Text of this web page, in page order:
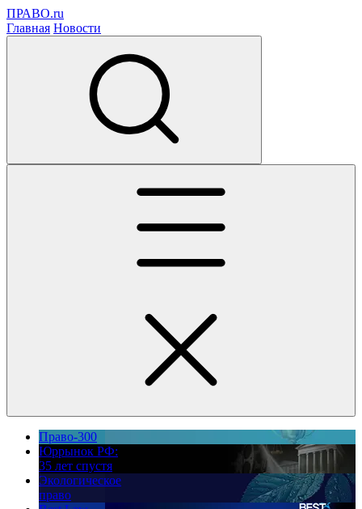
ПРАВО.ru
Главная Новости
Право-300
Юррынок РФ:
35 лет спустя
Экологическое
право